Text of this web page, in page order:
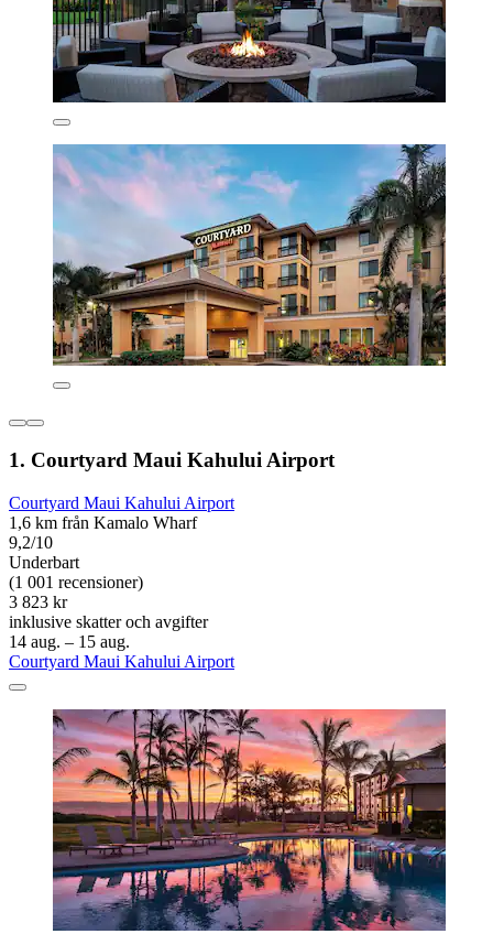
1. Courtyard Maui Kahului Airport
Courtyard Maui Kahului Airport
1,6 km från Kamalo Wharf
9,2/10
Underbart
(1 001 recensioner)
3 823 kr
inklusive skatter och avgifter
14 aug. – 15 aug.
Courtyard Maui Kahului Airport